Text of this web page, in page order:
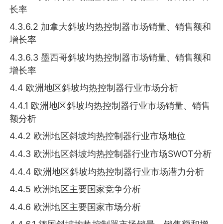
长率
4.3.6.2 加拿大斜坡均热控制器市场销量、销售额和
增长率
4.3.6.3 墨西哥斜坡均热控制器市场销量、销售额和
增长率
4.4 欧洲地区斜坡均热控制器行业市场分析
4.4.1 欧洲地区斜坡均热控制器行业市场销量、销售
额分析
4.4.2 欧洲地区斜坡均热控制器行业市场地位
4.4.3 欧洲地区斜坡均热控制器行业市场SWOT分析
4.4.4 欧洲地区斜坡均热控制器行业市场潜力分析
4.4.5 欧洲地区主要国家竞争分析
4.4.6 欧洲地区主要国家市场分析